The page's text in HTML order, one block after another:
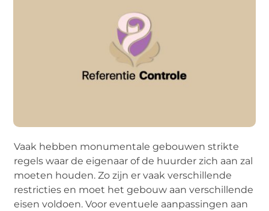
Vaak hebben monumentale gebouwen strikte
regels waar de eigenaar of de huurder zich aan zal
moeten houden. Zo zijn er vaak verschillende
restricties en moet het gebouw aan verschillende
eisen voldoen. Voor eventuele aanpassingen aan